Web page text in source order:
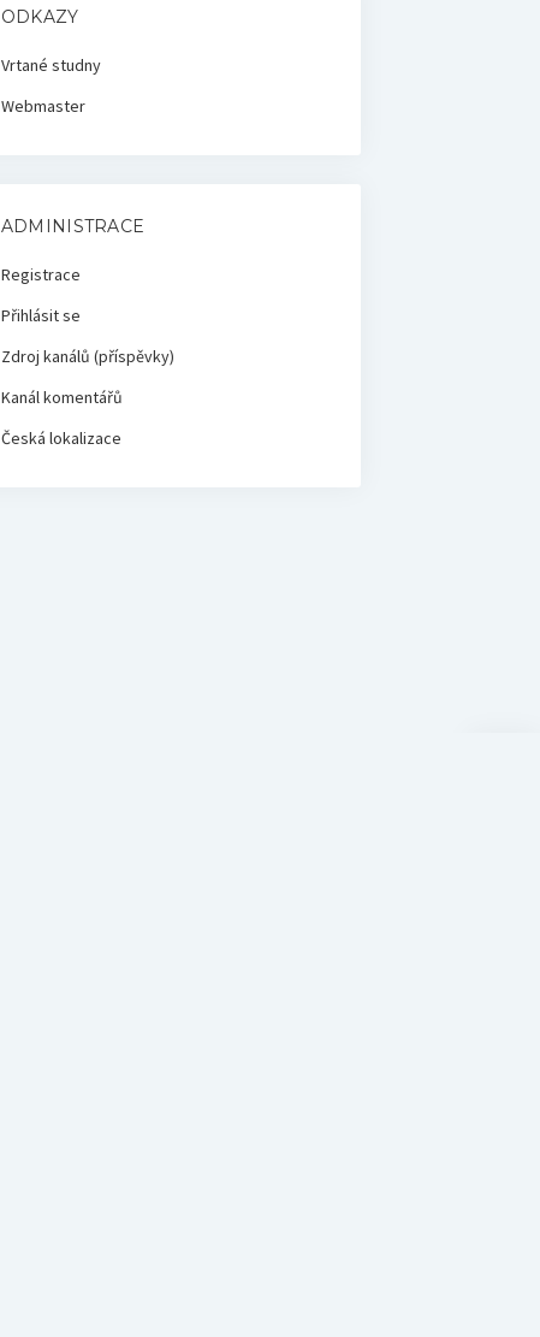
ODKAZY
Vrtané studny
Webmaster
ADMINISTRACE
Registrace
Přihlásit se
Zdroj kanálů (příspěvky)
Kanál komentářů
Česká lokalizace